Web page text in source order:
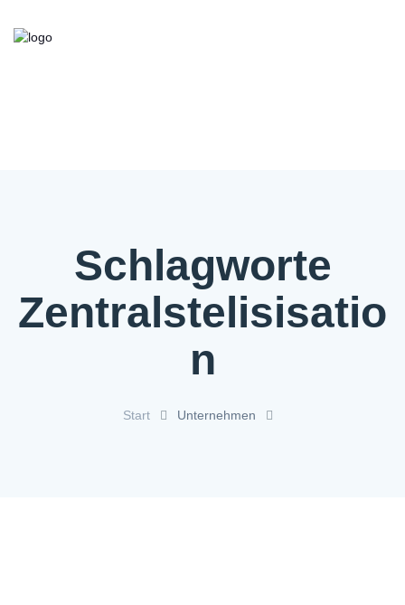
Schlagworte
Zentralstelisisatio
n
Start Unternehmen